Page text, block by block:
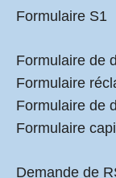
Formulaire S1
Formulaire de
Formulaire
Formulaire de
Formulaire
Demande de